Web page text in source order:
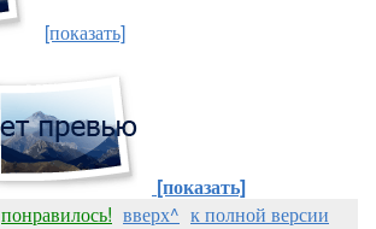
[показать]
[показать]
понравилось! вверх^ к полной версии